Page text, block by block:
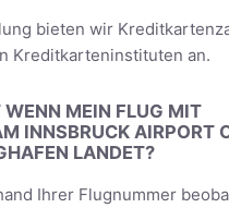
bieten wir
Kreditkarteninstituten an.
MEIN FLUG MIT
INNSBRUCK AIRPORT
LANDET?
Ihrer Flugnummer